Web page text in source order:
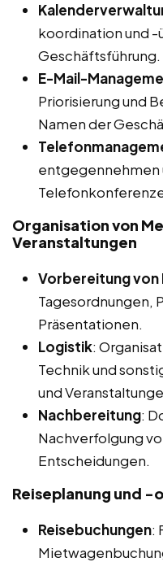
koordination und -
Geschäftsführung.
E-Mail-
Priorisierung und
Namen der
Organisation von
Veranstaltungen
Vorbereitung von
Tagesordnungen,
Präsentationen.
Logistik:
Technik und
und
Nachbereitung:
Nachverfolgung
Entscheidungen.
Reiseplanung und -
Reisebuchungen: